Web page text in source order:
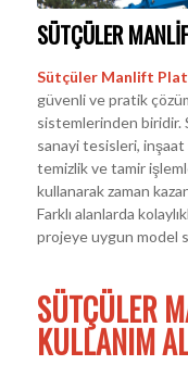
SÜTÇÜLER
Sütçüler Manlift
güvenli ve pratik
sistemlerinden
sanayi tesisleri, inşaat
temizlik ve tamir
kullanarak zaman
Farklı alanlarda
projeye uygun model
SÜTÇÜLER
KULLANIM